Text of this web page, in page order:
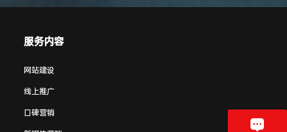
服务内容
网站建设
线上推广
口碑营销